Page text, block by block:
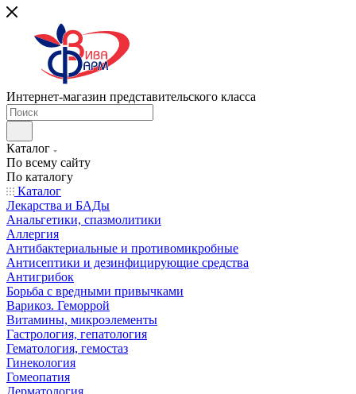
Интернет-магазин представительского класса
Каталог
По всему сайту
По каталогу
Каталог
Лекарства и БАДы
Анальгетики, спазмолитики
Аллергия
Антибактериальные и противомикробные
Антисептики и дезинфицирующие средства
Антигрибок
Борьба с вредными привычками
Варикоз. Геморрой
Витамины, микроэлементы
Гастрология, гепатология
Гематология, гемостаз
Гинекология
Гомеопатия
Дерматология